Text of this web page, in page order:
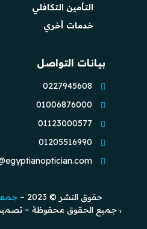
التأمين التكافلي
خدمات أخري
بيانات التواصل
0227945608
01006876000
01123000577
01205516990
حقوق النشر © 2023 –
، جميع الحقوق محفوظة –